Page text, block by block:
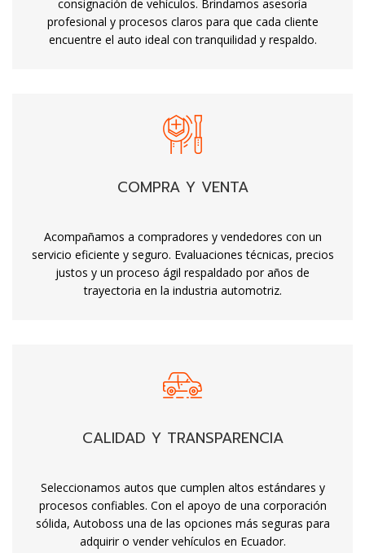
consignación de vehículos. Brindamos asesoría
profesional y procesos claros para que cada cliente
encuentre el auto ideal con tranquilidad y respaldo.
COMPRA Y VENTA
Acompañamos a compradores y vendedores con un
servicio eficiente y seguro. Evaluaciones técnicas, precios
justos y un proceso ágil respaldado por años de
trayectoria en la industria automotriz.
CALIDAD Y TRANSPARENCIA
Seleccionamos autos que cumplen altos estándares y
procesos confiables. Con el apoyo de una corporación
sólida, Autoboss una de las opciones más seguras para
adquirir o vender vehículos en Ecuador.